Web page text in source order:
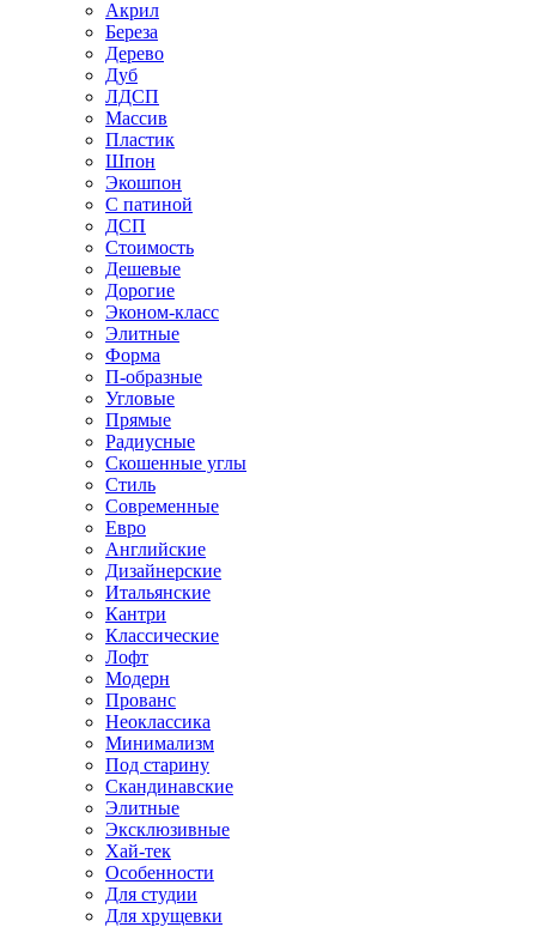
Акрил
Береза
Дерево
Дуб
ЛДСП
Массив
Пластик
Шпон
Экошпон
С патиной
ДСП
Стоимость
Дешевые
Дорогие
Эконом-класс
Элитные
Форма
П-образные
Угловые
Прямые
Радиусные
Скошенные углы
Стиль
Современные
Евро
Английские
Дизайнерские
Итальянские
Кантри
Классические
Лофт
Модерн
Прованс
Неоклассика
Минимализм
Под старину
Скандинавские
Элитные
Эксклюзивные
Хай-тек
Особенности
Для студии
Для хрущевки